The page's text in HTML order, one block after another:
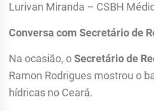
Lurivan Miranda – CSBH
Conversa com Secretário de
Na ocasião, oSecretário de
Ramon Rodrigues mostrou o
hídricas no Ceará.